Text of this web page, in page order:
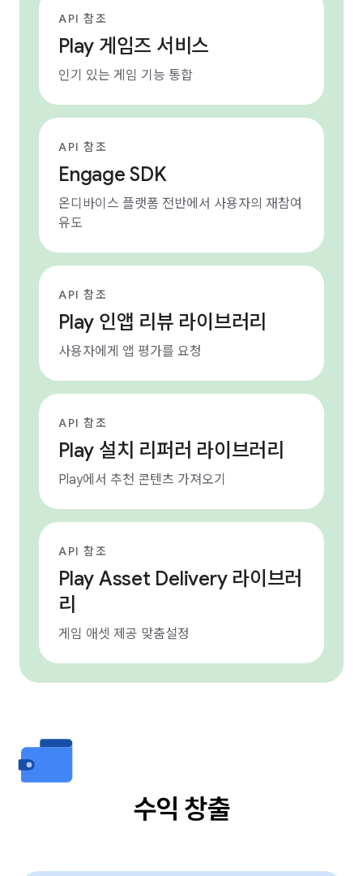
API 참조
Play 게임즈 서비스
인기 있는 게임 기능 통합
API 참조
Engage SDK
온디바이스 플랫폼 전반에서 사용자의 재참여
유도
API 참조
Play 인앱 리뷰 라이브러리
사용자에게 앱 평가를 요청
API 참조
Play 설치 리퍼러 라이브러리
Play에서 추천 콘텐츠 가져오기
API 참조
Play Asset Delivery 라이브러
리
게임 애셋 제공 맞춤설정
수익 창출